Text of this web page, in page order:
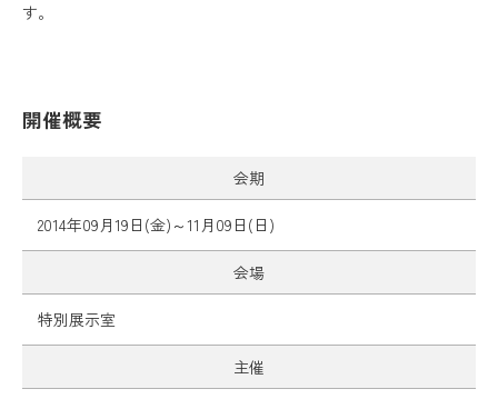
す。
開催概要
会期
2014年09月19日(金)～11月09日(日)
会場
特別展示室
主催